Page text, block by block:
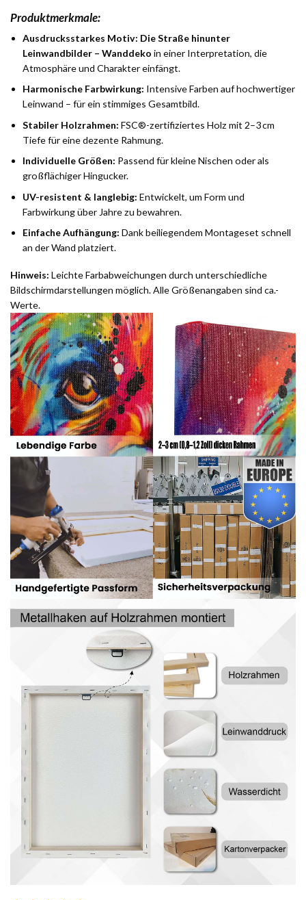
Produktmerkmale:
Ausdrucksstarkes Motiv: Die Straße hinunter
Leinwandbilder – Wanddeko in einer Interpretation, die
Atmosphäre und Charakter einfängt.
Harmonische Farbwirkung: Intensive Farben auf hochwertiger
Leinwand – für ein stimmiges Gesamtbild.
Stabiler Holzrahmen: FSC®-zertifiziertes Holz mit 2–3 cm
Tiefe für eine dezente Rahmung.
Individuelle Größen: Passend für kleine Nischen oder als
großflächiger Hingucker.
UV-resistent & langlebig: Entwickelt, um Form und
Farbwirkung über Jahre zu bewahren.
Einfache Aufhängung: Dank beiliegendem Montageset schnell
an der Wand platziert.
Hinweis: Leichte Farbabweichungen durch unterschiedliche
Bildschirmdarstellungen möglich. Alle Größenangaben sind ca.-
Werte.